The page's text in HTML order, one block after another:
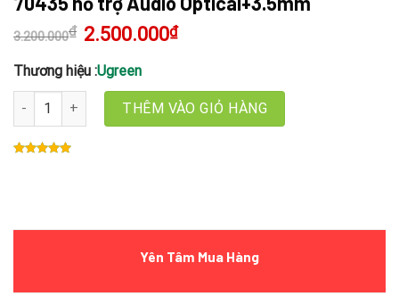
3.200.000₫ Giá
gốc
3.200.000₫.
2.500.000₫Giá
hiện
Thương hiệu :Ugreen
Matrix HDMI 2.0 4 Vào 2 Ra 4K@60hz Ugreen 70435 hỗ trợ Audio
THÊM VÀO GIỎ HÀNG
Yên Tâm Mua Hàng